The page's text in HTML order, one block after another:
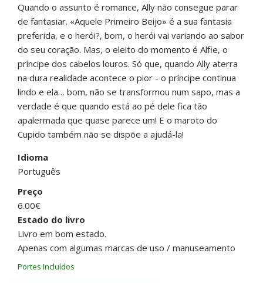
Quando o assunto é romance, Ally não consegue parar
de fantasiar. «Aquele Primeiro Beijo» é a sua fantasia
preferida, e o herói?, bom, o herói vai variando ao sabor
do seu coração. Mas, o eleito do momento é Alfie, o
príncipe dos cabelos louros. Só que, quando Ally aterra
na dura realidade acontece o pior - o príncipe continua
lindo e ela… bom, não se transformou num sapo, mas a
verdade é que quando está ao pé dele fica tão
apalermada que quase parece um! E o maroto do
Cupido também não se dispõe a ajudá-la!
Idioma
Português
Preço
6.00€
Estado do livro
Livro em bom estado.
Apenas com algumas marcas de uso / manuseamento
Portes Incluídos